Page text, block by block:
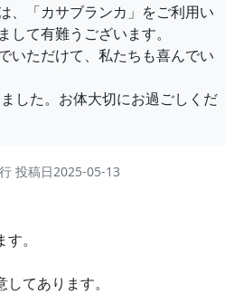
、「カサブランカ」をご利用い
して有難うございます。
いただけて、私たちも喜んでい
した。お体大切にお過ごしくだ
投稿日2025-05-13
。
てあります。